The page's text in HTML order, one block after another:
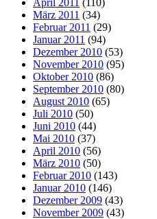
März 2011 (34)
Februar 2011 (29)
Januar 2011 (94)
Dezember 2010 (53)
November 2010 (95)
Oktober 2010 (86)
September 2010 (80)
August 2010 (65)
Juli 2010 (50)
Juni 2010 (44)
Mai 2010 (37)
April 2010 (56)
März 2010 (50)
Februar 2010 (143)
Januar 2010 (146)
Dezember 2009 (43)
November 2009 (43)